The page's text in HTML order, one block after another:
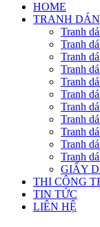
HOME
TRANH
Tranh
Tranh
Tranh
Tranh
Tranh
Tranh
Tranh
Tranh
Tranh
Tranh
Tranh
GIẤY
THI CÔNG
TIN TỨC
LIÊN HỆ